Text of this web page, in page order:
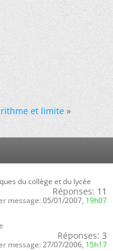
et limite »
du collège et du lycée
Réponses: 11
message: 05/01/2007, 19h07
Réponses: 3
message: 27/07/2006, 15h17